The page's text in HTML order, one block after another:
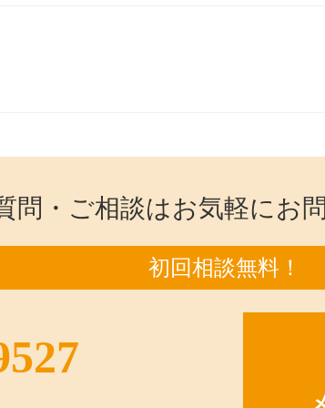
問・ご相談はお気軽にお
初回相談無料！